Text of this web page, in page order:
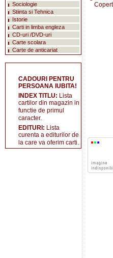
Sociologie
Stiinta si Tehnica
Istorie
Carti in limba engleza
CD-uri /DVD-uri
Carte scolara
Carte de anticariat
CADOURI PENTRU
PERSOANA IUBITA!
INDEX TITLU: Lista
cartilor din magazin in
functie de primul
caracter.
EDITURI: Lista
curenta a editurilor de
la care va oferim carti.